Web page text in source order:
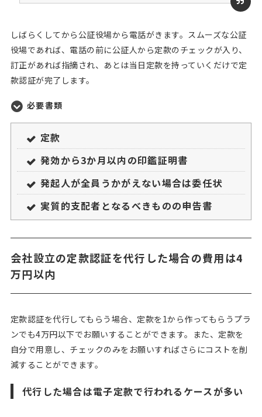
しばらくしてから公証役場から電話がきます。スムーズな公証
役場であれば、電話の前に公証人から定款のチェックが入り、
訂正があれば指摘され、あとは当日定款を持っていくだけで定
款認証が完了します。
必要書類
定款
発効から3か月以内の印鑑証明書
発起人が全員うかがえない場合は委任状
実質的支配者となるべきものの申告書
会社設立の定款認証を代行した場合の費用は4
万円以内
定款認証を代行してもらう場合、定款を1から作ってもらうプラ
ンでも4万円以下でお願いすることができます。また、定款を
自分で用意し、チェックのみをお願いすればさらにコストを削
減することができます。
代行した場合は電子定款で行われるケースが多い